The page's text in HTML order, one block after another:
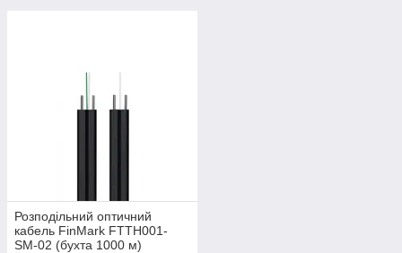
Розподільний оптичний
кабель FinMark FTTH001-
SM-02 (бухта 1000 м)